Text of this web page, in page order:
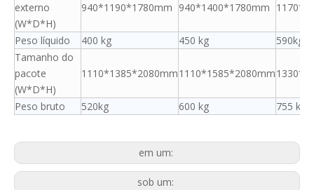
externo
(W*D*H)
940*1190*1780mm 940*1400*1780mm
Peso líquido 400 kg 450 kg
590kg
Tamanho do
pacote
(W*D*H)
1110*1385*2080mm1110*1585*2080mm
Peso bruto 520kg 600 kg 755 kg
em um:
sob um: